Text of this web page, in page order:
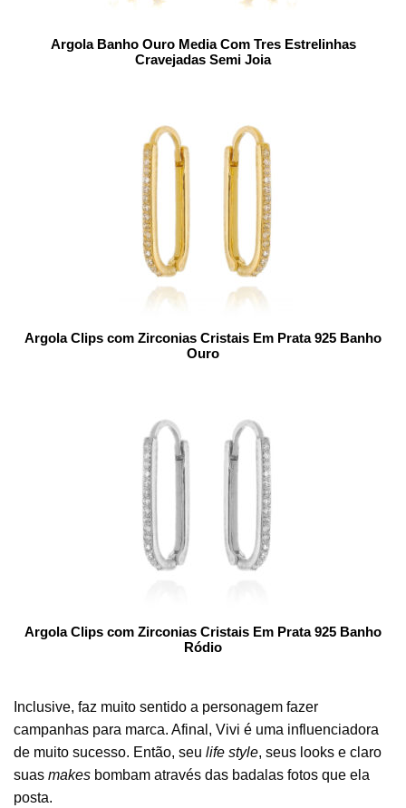
Argola Banho Ouro Media Com Tres Estrelinhas
Cravejadas Semi Joia
Argola Clips com Zirconias Cristais Em Prata 925 Banho
Ouro
Argola Clips com Zirconias Cristais Em Prata 925 Banho
Ródio
Inclusive, faz muito sentido a personagem fazer
campanhas para marca. Afinal, Vivi é uma influenciadora
de muito sucesso. Então, seu life style, seus looks e claro
suas makes bombam através das badalas fotos que ela
posta.